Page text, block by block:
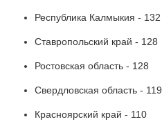
Республика Калмыкия - 132
Ставропольский край - 128
Ростовская область - 128
Свердловская область - 119
Красноярский край - 110